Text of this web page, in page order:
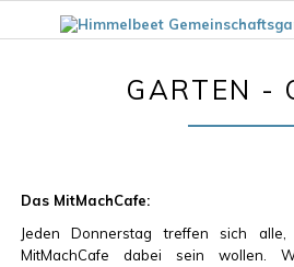
GARTEN -
Das MitMachCafe:
Jeden Donnerstag treffen sich
MitMachCafe dabei sein wollen.